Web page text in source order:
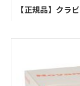
【正規品】クラ